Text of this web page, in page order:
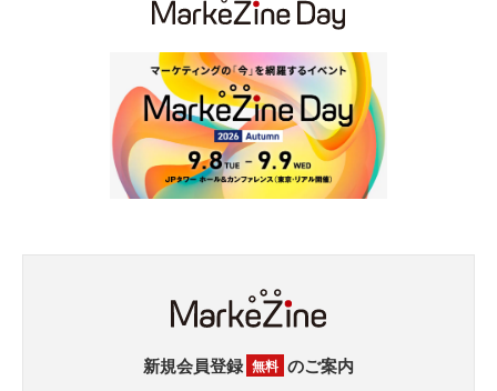
新規会員登録 無料 のご案内